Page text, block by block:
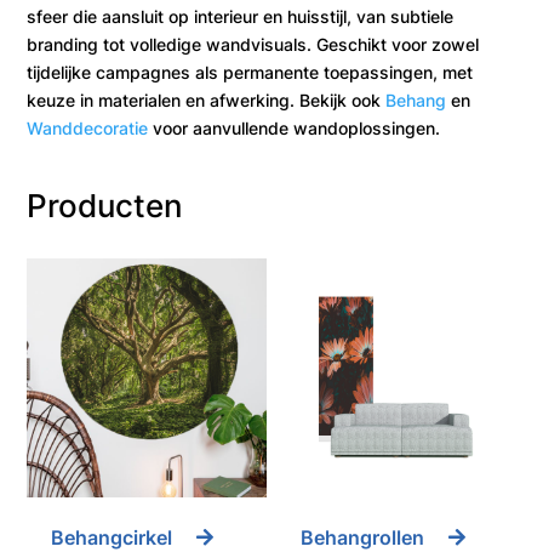
sfeer die aansluit op interieur en huisstijl, van subtiele
branding tot volledige wandvisuals. Geschikt voor zowel
tijdelijke campagnes als permanente toepassingen, met
keuze in materialen en afwerking. Bekijk ook Behang en
Wanddecoratie voor aanvullende wandoplossingen.
Producten
Behangcirkel Behangrollen